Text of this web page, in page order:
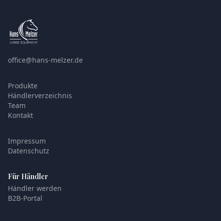
office@hans-melzer.de
Produkte
Händlerverzeichnis
Team
Kontakt
Impressum
Datenschutz
Für Händler
Händler werden
B2B-Portal